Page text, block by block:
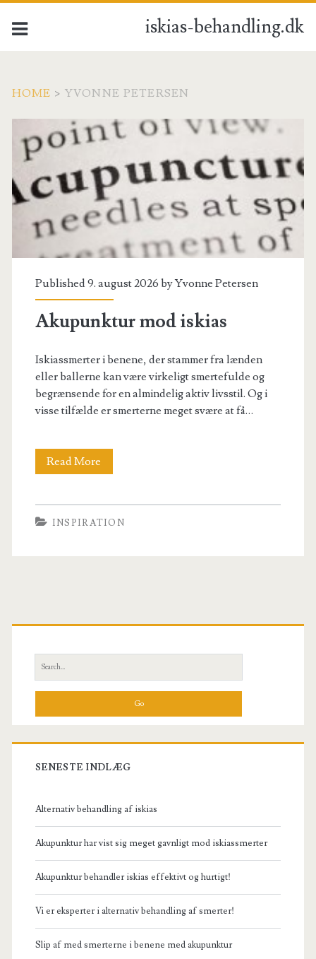
iskias-behandling.dk
HOME > YVONNE PETERSEN
Forfatter:
<span>Yvonne
Petersen</span>
Published 9. august 2026 byYvonne Petersen
Akupunktur mod iskias
Iskiassmerter i benene, der stammer fra lænden
eller ballerne kan være virkeligt smertefulde og
begrænsende for en almindelig aktiv livsstil. Og i
visse tilfælde er smerterne meget svære at få…
Read More
INSPIRATION
Primary
Sidebar
Search
for:
SENESTE INDLÆG
Alternativ behandling af iskias
Akupunktur har vist sig meget gavnligt mod iskiassmerter
Akupunktur behandler iskias effektivt og hurtigt!
Vi er eksperter i alternativ behandling af smerter!
Slip af med smerterne i benene med akupunktur